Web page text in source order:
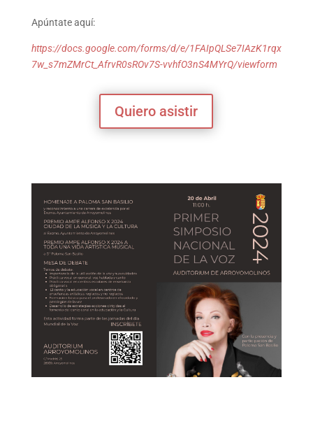
Apúntate aquí:
https://docs.google.com/forms/d/e/1FAIpQLSe7IAzK1rqx
7w_s7mZMrCt_AfrvR0sROv7S-vvhfO3nS4MYrQ/viewform
Quiero asistir